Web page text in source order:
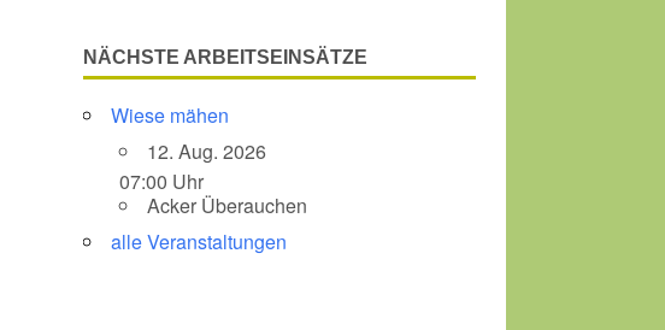
NÄCHSTE ARBEITSEINSÄTZE
Wiese mähen
12. Aug. 2026
07:00 Uhr
Acker Überauchen
alle Veranstaltungen